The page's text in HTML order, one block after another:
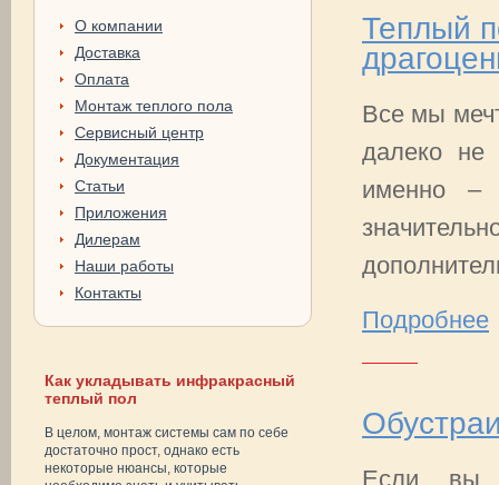
О компании
Доставка
Оплата
Монтаж теплого пола
Сервисный центр
Документация
Статьи
Приложения
Дилерам
Наши работы
Контакты
Как укладывать инфракрасный
теплый пол
В целом, монтаж системы сам по себе
достаточно прост, однако есть
некоторые нюансы, которые
Теплый
Все мы
далеко не
именно –
Подробнее
Если вы